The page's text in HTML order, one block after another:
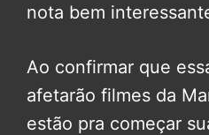
nota bem
Ao confirmar que
afetarão filmes da
estão pra começar